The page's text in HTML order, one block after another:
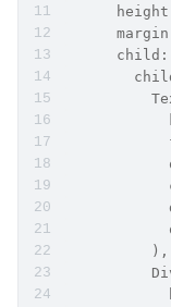
child:
          ),